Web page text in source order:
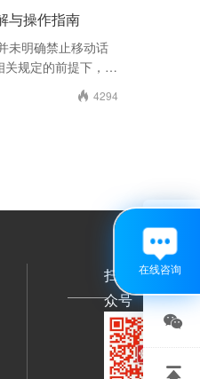
与操作指南
未明确禁止移动话
规定的前提下，此
 4294
扫码关注公
众号

在线咨询

关注